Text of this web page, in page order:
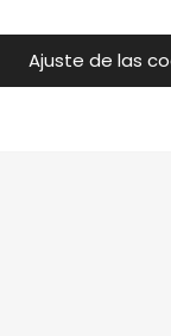
Ajuste de las